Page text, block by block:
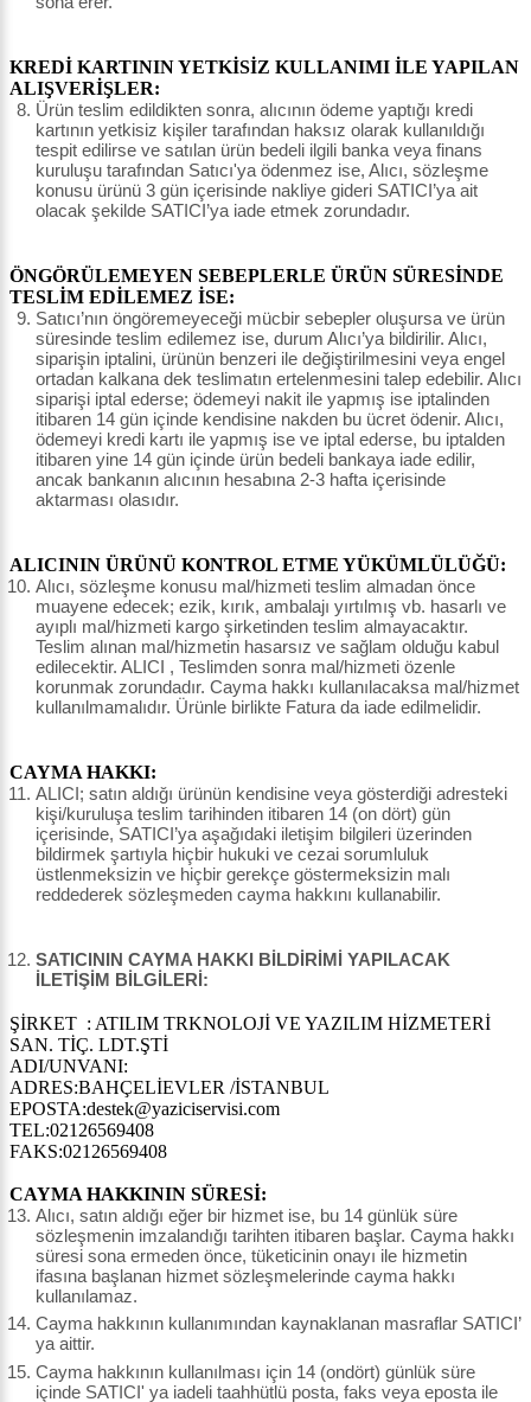
KREDİ KARTININ YETKİSİZ KULLANIMI İLE YAPILAN
ALIŞVERİŞLER:
Ürün teslim edildikten sonra, alıcının ödeme yaptığı kredi
kartının yetkisiz kişiler tarafından haksız olarak kullanıldığı
tespit edilirse ve satılan ürün bedeli ilgili banka veya finans
kuruluşu tarafından Satıcı'ya ödenmez ise, Alıcı, sözleşme
konusu ürünü 3 gün içerisinde nakliye gideri SATICI’ya ait
olacak şekilde SATICI’ya iade etmek zorundadır.
ÖNGÖRÜLEMEYEN SEBEPLERLE ÜRÜN SÜRESİNDE
TESLİM EDİLEMEZ İSE:
Satıcı’nın öngöremeyeceği mücbir sebepler oluşursa ve ürün
süresinde teslim edilemez ise, durum Alıcı’ya bildirilir. Alıcı,
siparişin iptalini, ürünün benzeri ile değiştirilmesini veya engel
ortadan kalkana dek teslimatın ertelenmesini talep edebilir. Alıcı
siparişi iptal ederse; ödemeyi nakit ile yapmış ise iptalinden
itibaren 14 gün içinde kendisine nakden bu ücret ödenir. Alıcı,
ödemeyi kredi kartı ile yapmış ise ve iptal ederse, bu iptalden
itibaren yine 14 gün içinde ürün bedeli bankaya iade edilir,
ancak bankanın alıcının hesabına 2-3 hafta içerisinde
aktarması olasıdır.
ALICININ ÜRÜNÜ KONTROL ETME YÜKÜMLÜLÜĞÜ:
Alıcı, sözleşme konusu mal/hizmeti teslim almadan önce
muayene edecek; ezik, kırık, ambalajı yırtılmış vb. hasarlı ve
ayıplı mal/hizmeti kargo şirketinden teslim almayacaktır.
Teslim alınan mal/hizmetin hasarsız ve sağlam olduğu kabul
edilecektir. ALICI , Teslimden sonra mal/hizmeti özenle
korunmak zorundadır. Cayma hakkı kullanılacaksa mal/hizmet
kullanılmamalıdır. Ürünle birlikte Fatura da iade edilmelidir.
CAYMA HAKKI:
ALICI; satın aldığı ürünün kendisine veya gösterdiği adresteki
kişi/kuruluşa teslim tarihinden itibaren 14 (on dört) gün
içerisinde, SATICI’ya aşağıdaki iletişim bilgileri üzerinden
bildirmek şartıyla hiçbir hukuki ve cezai sorumluluk
üstlenmeksizin ve hiçbir gerekçe göstermeksizin malı
reddederek sözleşmeden cayma hakkını kullanabilir.
SATICININ CAYMA HAKKI BİLDİRİMİ YAPILACAK
İLETİŞİM BİLGİLERİ:
ŞİRKET : ATILIM TRKNOLOJİ VE YAZILIM HİZMETERİ
SAN. TİÇ. LDT.ŞTİ
ADI/UNVANI:
ADRES:BAHÇELİEVLER /İSTANBUL
EPOSTA:destek@yaziciservisi.com
TEL:02126569408
FAKS:02126569408
CAYMA HAKKININ SÜRESİ:
Alıcı, satın aldığı eğer bir hizmet ise, bu 14 günlük süre
sözleşmenin imzalandığı tarihten itibaren başlar. Cayma hakkı
süresi sona ermeden önce, tüketicinin onayı ile hizmetin
ifasına başlanan hizmet sözleşmelerinde cayma hakkı
kullanılamaz.
Cayma hakkının kullanımından kaynaklanan masraflar SATICI’
ya aittir.
Cayma hakkının kullanılması için 14 (ondört) günlük süre
içinde SATICI' ya iadeli taahhütlü posta, faks veya eposta ile